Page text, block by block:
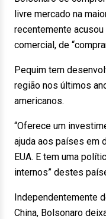
livre mercado na
recentemente acusou
comercial, de
Pequim tem
região nos últimos
americanos.
“Oferece um
ajuda aos países em
EUA. E tem uma
internos” destes
Independentemente
China, Bolsonaro